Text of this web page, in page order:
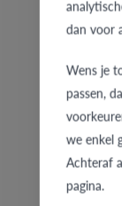
€ 996
dan voor
Wens je
passen,
we enkel
Achteraf
pagina.